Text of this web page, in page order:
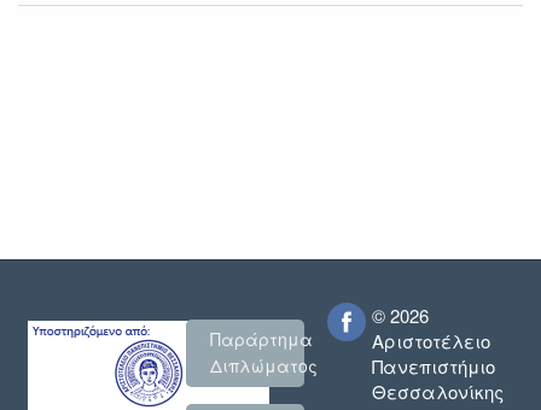
Παράρτημα
Διπλώματος
© 2026
Αριστοτέλειο
Πανεπιστήμιο
Θεσσαλονίκης